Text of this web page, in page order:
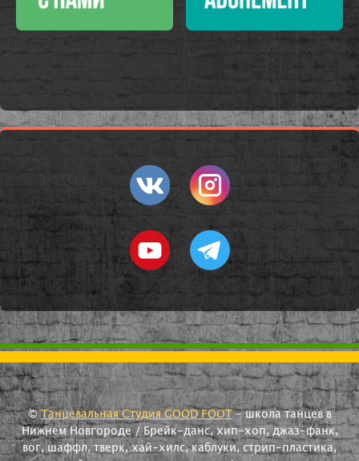
©Танцевальная Студия GOOD FOOT
- школа танцев в
Нижнем Новгороде / Брейк-данс, хип-хоп, джаз-фанк,
вог, шаффл, тверк, хай-хилс, каблуки, стрип-пластика,